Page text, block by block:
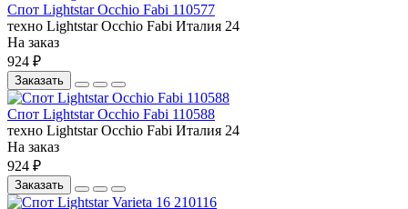
Спот Lightstar Occhio Fabi 110577
техно Lightstar Occhio Fabi Италия 24
На заказ
924 ₽
Заказать
Спот Lightstar Occhio Fabi 110588
техно Lightstar Occhio Fabi Италия 24
На заказ
924 ₽
Заказать